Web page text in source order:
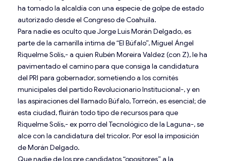
ha tomado la alcaldía con una especie de golpe de estado
autorizado desde el Congreso de Coahuila.
Para nadie es oculto que Jorge Luis Morán Delgado, es
parte de la camarilla íntima de “El Búfalo”, Miguel Ángel
Riquelme Solís,- a quien Rubén Moreira Valdez (con Z), le ha
pavimentado el camino para que consiga la candidatura
del PRI para gobernador, sometiendo a los comités
municipales del partido Revolucionario Institucional-, y en
las aspiraciones del llamado Búfalo, Torreón, es esencial; de
esta ciudad, fluirán todo tipo de recursos para que
Riquelme Solís,- ex porro del Tecnológico de la Laguna-, se
alce con la candidatura del tricolor. Por esol la imposición
de Morán Delgado.
Que nadie de los pre candidatos “opositores” a la